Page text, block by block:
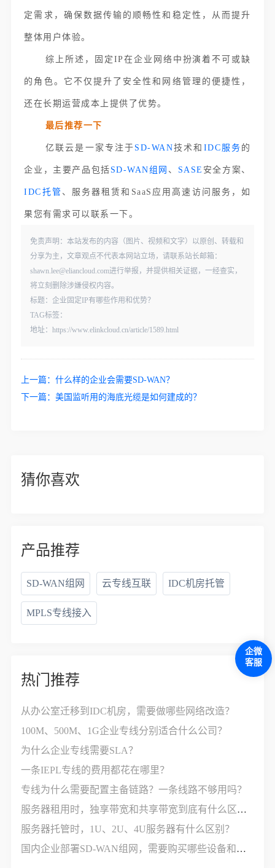
定需求，确保数据传输的顺畅性和稳定性，从而提升
整体用户体验。
综上所述，固定IP在企业网络中扮演着不可或缺
的角色。它不仅提升了安全性和网络管理的便捷性，
还在长期运营成本上提供了优势。
最后推荐一下
亿联云是一家专注于 SD-WAN技术和 IDC服务 的
企业，主要产品包括 SD-WAN组网 、 SASE 安全方案、
IDC托管 、服务器租赁和SaaS应用高速访问服务，如
果您有需求可以联系一下。
免责声明：本站发布的内容（图片、视频和文字）以原创、转载和
分享为主，文章观点不代表本网站立场，请联系站长邮箱：
shawn.lee@eliancloud.com进行举报，并提供相关证据，一经查实，
将立刻删除涉嫌侵权内容。
标题：企业固定IP有哪些作用和优势？
TAG标签：
地址：https://www.elinkcloud.cn/article/1589.html
上一篇：什么样的企业会需要SD-WAN？
下一篇：美国监听用的海底光缆是如何建成的？
猜你喜欢
产品推荐
SD-WAN组网 云专线互联 IDC机房托管
MPLS专线接入
热门推荐
从办公室迁移到IDC机房，需要做哪些网络改造？
100M、500M、1G企业专线分别适合什么公司？
为什么企业专线需要SLA？
一条IEPL专线的费用都花在哪里？
专线为什么需要配置主备链路？一条线路不够用吗？
服务器租用时，独享带宽和共享带宽到底有什么区别？
服务器托管时，1U、2U、4U服务器有什么区别？
国内企业部署SD-WAN组网，需要购买哪些设备和服务？
企微
客服